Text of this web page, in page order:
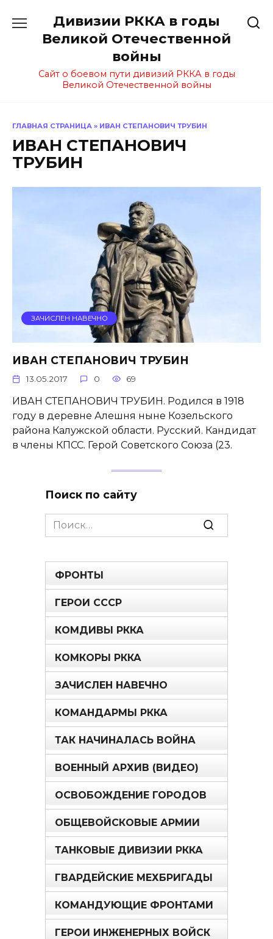
содержанию
Дивизии РККА в годы
Великой Отечественной
войны
Сайт о боевом пути дивизий РККА в годы
Великой Отечественной войны
ГЛАВНАЯ СТРАНИЦА » ИВАН СТЕПАНОВИЧ ТРУБИН
ИВАН СТЕПАНОВИЧ
ТРУБИН
ЗАЧИСЛЕН НАВЕЧНО
ИВАН СТЕПАНОВИЧ ТРУБИН
13.05.2017 0 69
ИВАН СТЕПАНОВИЧ ТРУБИН. Родился в 1918
году в деревне Алешня ныне Козельского
района Калужской области. Русский. Кандидат
в члены КПСС. Герой Советского Союза (23.
Поиск по сайту
Search
for:
ФРОНТЫ
ГЕРОИ СССР
КОМДИВЫ РККА
КОМКОРЫ РККА
ЗАЧИСЛЕН НАВЕЧНО
КОМАНДАРМЫ РККА
ТАК НАЧИНАЛАСЬ ВОЙНА
ВОЕННЫЙ АРХИВ (ВИДЕО)
ОСВОБОЖДЕНИЕ ГОРОДОВ
ОБЩЕВОЙСКОВЫЕ АРМИИ
ТАНКОВЫЕ ДИВИЗИИ РККА
ГВАРДЕЙСКИЕ МЕХБРИГАДЫ
КОМАНДУЮЩИЕ ФРОНТАМИ
ГЕРОИ ИНЖЕНЕРНЫХ ВОЙСК